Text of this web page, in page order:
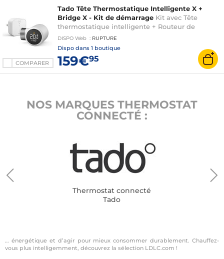
COMPARER
Tado Tête Thermostatique Intelligente X +
Bridge X - Kit de démarrage Kit avec Tête
thermostatique intelligente + Routeur de
bordure Thread
DISPO Web : RUPTURE
Dispo dans 1 boutique
159€95
NOS MARQUES THERMOSTAT
CONNECTÉ :
Thermostat connecté
Tado
… énergétique et d’agir pour mieux consommer durablement. Chauffez-
vous plus intelligemment, découvrez la sélection LDLC.com !